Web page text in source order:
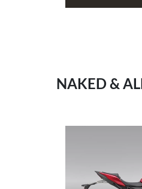
NAKED &